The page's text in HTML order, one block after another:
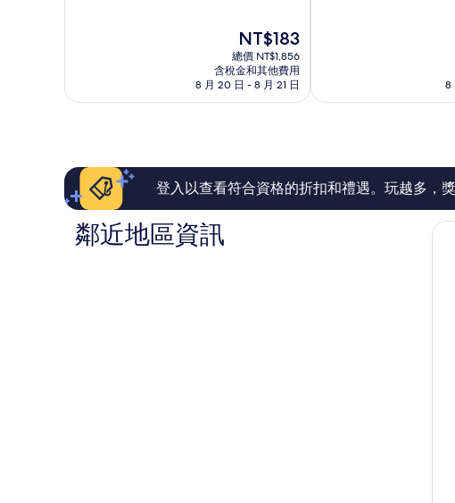
好，
論
現
在
價
格
為
NT$183
總價 NT$1,856
含稅金和其他費用
8 月 20 日 - 8 月 21 日
讚，
論
8
登入以查看符合資格的折扣和禮遇。玩越多，
鄰近地區資訊